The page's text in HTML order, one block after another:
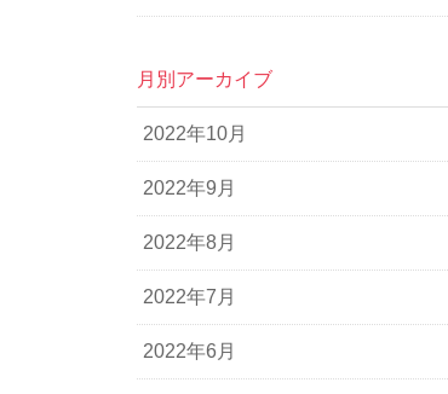
月別アーカイブ
2022年10月
2022年9月
2022年8月
2022年7月
2022年6月